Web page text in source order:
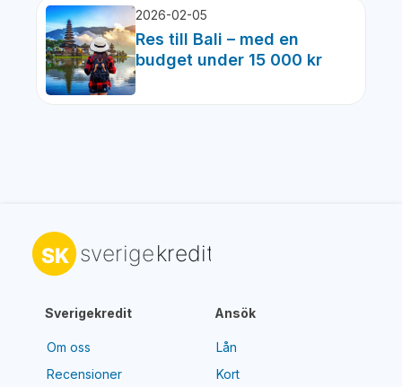
2026-02-05
Res till Bali – med en
budget under 15 000 kr
Sverigekredit
Om oss
Recensioner
Ansök
Lån
Kort